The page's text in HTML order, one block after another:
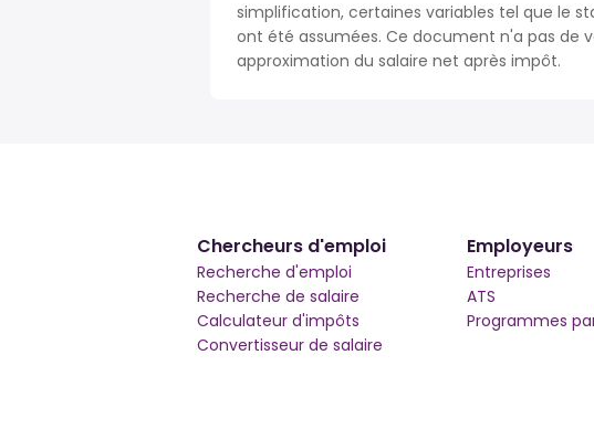
simplification, certaines variables tel que le
ont été assumées. Ce document n'a pas de
approximation du salaire net après impôt.
Chercheurs d'emploi
Recherche d'emploi
Recherche de salaire
Calculateur d'impôts
Convertisseur de salaire
Employeurs
Entreprises
ATS
Programmes